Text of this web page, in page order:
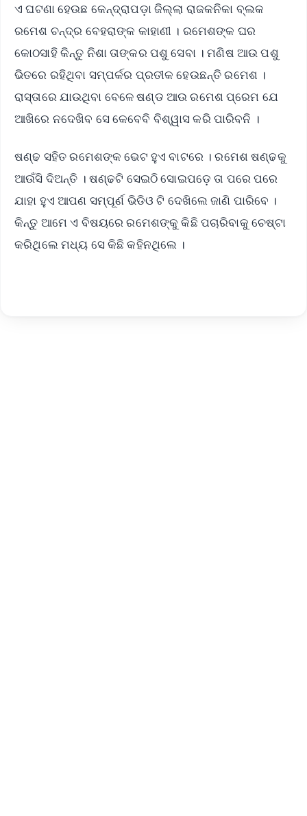
ଏ ଘଟଣା ହେଉଛ କେନ୍ଦ୍ରାପଡ଼ା ଜିଲ୍ଲା ରାଜକନିକା ବ୍ଲକ
ରମେଶ ଚନ୍ଦ୍ର ବେହରାଙ୍କ କାହାଣୀ । ରମେଶଙ୍କ ଘର
କୋଠସାହି କିନ୍ତୁ ନିଶା ତାଙ୍କର ପଶୁ ସେବା । ମଣିଷ ଆଉ ପଶୁ
ଭିତରେ ରହିଥିବା ସମ୍ପର୍କର ପ୍ରତୀକ ହେଉଛନ୍ତି ରମେଶ ।
ରାସ୍ତାରେ ଯାଉଥିବା ବେଳେ ଷଣ୍ଡ ଆଉ ରମେଶ ପ୍ରେମ ଯେ
ଆଖିରେ ନଦେଖିବ ସେ କେବେବି ବିଶ୍ୱାସ କରି ପାରିବନି ।
ଷଣ୍ଢ ସହିତ ରମେଶଙ୍କ ଭେଟ ହୁଏ ବାଟରେ । ରମେଶ ଷଣ୍ଢକୁ
ଆଉଁସି ଦିଅନ୍ତି । ଷଣ୍ଢଟି ସେଇଠି ସୋଇପଡ଼େ ତା ପରେ ପରେ
ଯାହା ହୁଏ ଆପଣ ସମ୍ପୂର୍ଣ ଭିଡିଓ ଟି ଦେଖିଲେ ଜାଣି ପାରିବେ ।
କିନ୍ତୁ ଆମେ ଏ ବିଷୟରେ ରମେଶଙ୍କୁ କିଛି ପଚାରିବାକୁ ଚେଷ୍ଟା
କରିଥିଲେ ମଧ୍ୟ ସେ କିଛି କହିନଥିଲେ ।